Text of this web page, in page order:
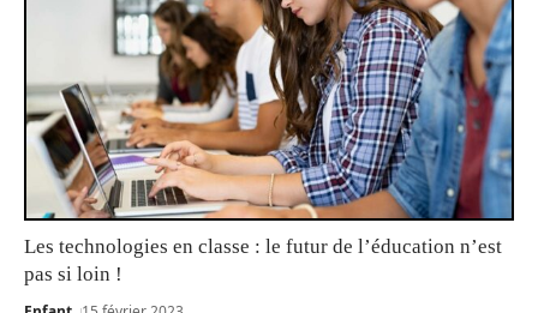
Les technologies en classe : le futur de l’éducation n’est
pas si loin !